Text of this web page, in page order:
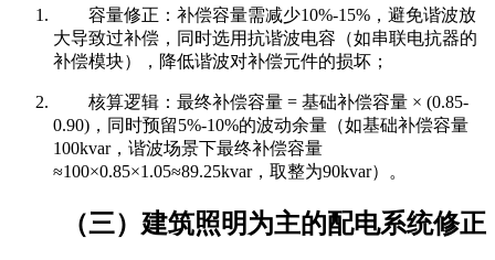
容量修正：补偿容量需减少10%-15%，避免谐波放
大导致过补偿，同时选用抗谐波电容（如串联电抗器的
补偿模块），降低谐波对补偿元件的损坏；
核算逻辑：最终补偿容量 = 基础补偿容量 × (0.85-
0.90)，同时预留5%-10%的波动余量（如基础补偿容量
100kvar，谐波场景下最终补偿容量
≈100×0.85×1.05≈89.25kvar，取整为90kvar）。
（三）建筑照明为主的配电系统修正